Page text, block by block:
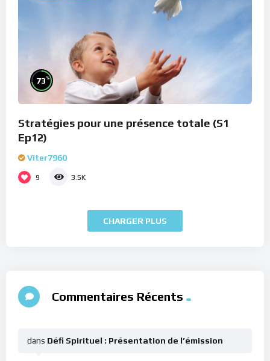
73%
Stratégies pour une présence totale (S1
Ep12)
Viter7960
9 3.5K
CHARGER PLUS
Commentaires Récents
dans Défi Spirituel : Présentation de l’émission